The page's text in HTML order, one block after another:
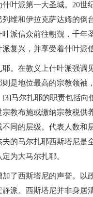
叶派第一大圣城。20世
维和伊拉克萨达姆的倒
派信众前往朝觐，千
复兴，并享受着什叶派
。在教义上什叶派强调
是地位最高的宗教领袖
马尔扎耶的职责包括
教布施或缴纳宗教税供
同的层级。代表人数和
的马尔扎耶西斯塔尼是
为大马尔扎耶。
了西斯塔尼的声誉。以
派。西斯塔尼并非身居